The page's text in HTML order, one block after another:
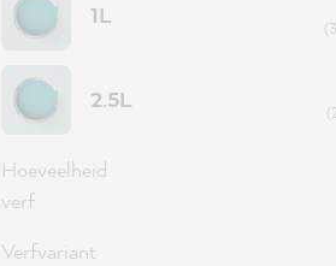
1L
2.5L
Hoeveelheid
verf
Verfvariant